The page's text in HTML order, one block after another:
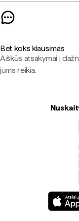
Bet koks klausimas
Aiškūs atsakymai į
jums reikia.